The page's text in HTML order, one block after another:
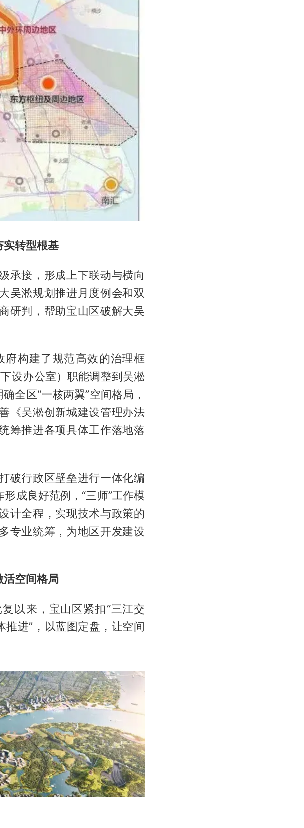
转型根基
承接，形成上下联动与横向
吴淞规划推进月度例会和双
研判，帮助宝山区破解大吴
府构建了规范高效的治理框
设办公室）职能调整到吴淞
全区“一核两翼”空间格局，
《吴淞创新城建设管理办法
筹推进各项具体工作落地落
破行政区壁垒进行一体化编
成良好范例，“三师”工作模
计全程，实现技术与政策的
专业统筹，为地区开发建设
空间格局
以来，宝山区紧扣“三江交
推进”，以蓝图定盘，让空间